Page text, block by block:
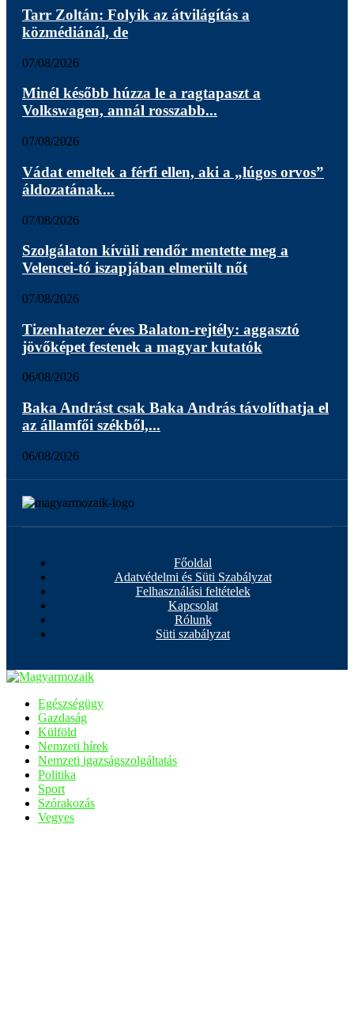
Tarr Zoltán: Folyik az átvilágítás a
közmédiánál, de
07/08/2026
Minél később húzza le a ragtapaszt a
Volkswagen, annál rosszabb...
07/08/2026
Vádat emeltek a férfi ellen, aki a „lúgos orvos”
áldozatának...
07/08/2026
Szolgálaton kívüli rendőr mentette meg a
Velencei-tó iszapjában elmerült nőt
07/08/2026
Tizenhatezer éves Balaton-rejtély: aggasztó
jövőképet festenek a magyar kutatók
06/08/2026
Baka Andrást csak Baka András távolíthatja el
az államfői székből,...
06/08/2026
Főoldal
Adatvédelmi és Süti Szabályzat
Felhasználási feltételek
Kapcsolat
Rólunk
Süti szabályzat
Egészségügy
Gazdaság
Külföld
Nemzeti hírek
Nemzeti igazságszolgáltatás
Politika
Sport
Szórakozás
Vegyes